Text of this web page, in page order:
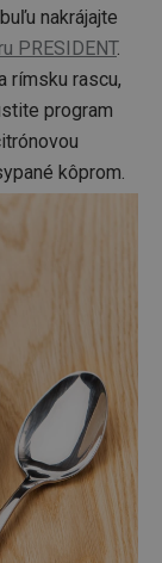
nakrájajte
PRESIDENT.
rímsku rascu,
program
kôprom.